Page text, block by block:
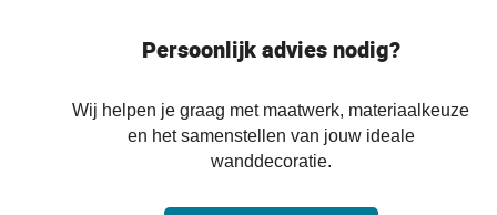
Persoonlijk advies nodig?
Wij helpen je graag met maatwerk, materiaalkeuze
en het samenstellen van jouw ideale
wanddecoratie.